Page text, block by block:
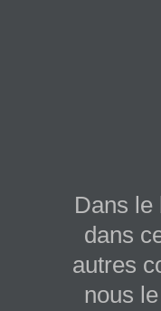
Dans le
dans
autres
nous